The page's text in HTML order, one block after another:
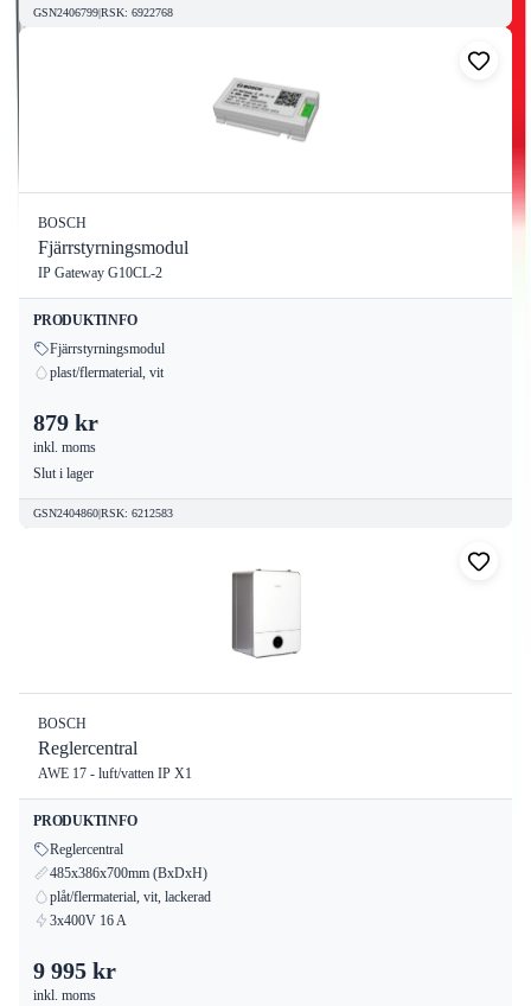
GSN2406799|RSK: 6922768
BOSCH
Fjärrstyrningsmodul
IP Gateway G10CL-2
PRODUKTINFO
Fjärrstyrningsmodul
plast/flermaterial, vit
879 kr
inkl. moms
Slut i lager
GSN2404860|RSK: 6212583
BOSCH
Reglercentral
AWE 17 - luft/vatten IP X1
PRODUKTINFO
Reglercentral
485x386x700mm (BxDxH)
plåt/flermaterial, vit, lackerad
3x400V 16 A
9 995 kr
inkl. moms